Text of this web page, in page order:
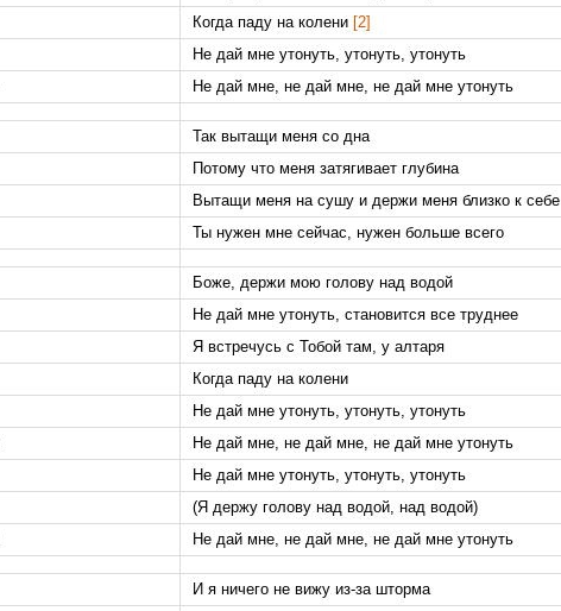
Когда паду на колени [2]
Не дай мне утонуть, утонуть, утонуть
Не дай мне, не дай мне, не дай мне утонуть
Так вытащи меня со дна
Потому что меня затягивает глубина
Вытащи меня на сушу и держи меня близко к себе
Ты нужен мне сейчас, нужен больше всего
Боже, держи мою голову над водой
Не дай мне утонуть, становится все труднее
Я встречусь с Тобой там, у алтаря
Когда паду на колени
Не дай мне утонуть, утонуть, утонуть
Не дай мне, не дай мне, не дай мне утонуть
Не дай мне утонуть, утонуть, утонуть
(Я держу голову над водой, над водой)
Не дай мне, не дай мне, не дай мне утонуть
И я ничего не вижу из-за шторма